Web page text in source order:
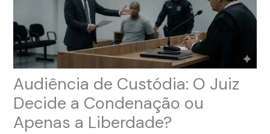
Audiência de Custódia: O Juiz
Decide a Condenação ou
Apenas a Liberdade?